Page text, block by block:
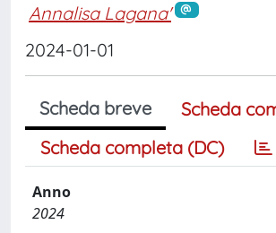
Annalisa Lagana'
2024-01-01
Scheda breve
Scheda
Scheda completa (DC)
Anno
2024